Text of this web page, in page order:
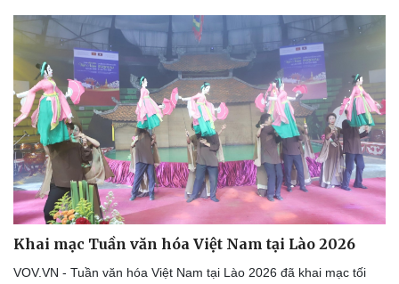
Khai mạc Tuần văn hóa Việt Nam tại Lào 2026
VOV.VN - Tuần văn hóa Việt Nam tại Lào 2026 đã khai mạc tối